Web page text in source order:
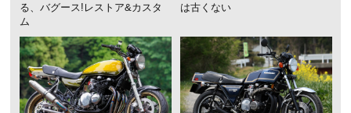
る、バグース!レストア&カスタ
ム
は古くない